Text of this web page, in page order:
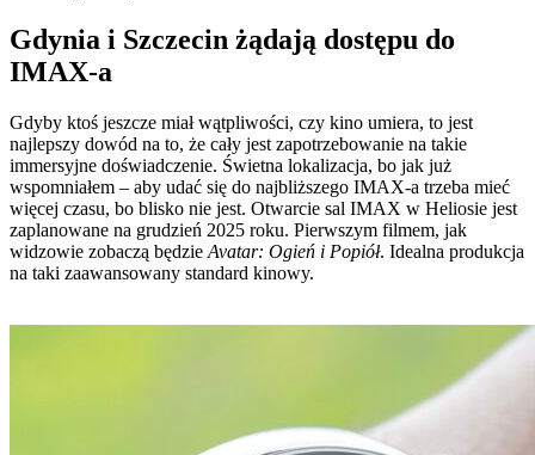
Gdynia i Szczecin żądają dostępu do
IMAX-a
Gdyby ktoś jeszcze miał wątpliwości, czy kino umiera, to jest
najlepszy dowód na to, że cały jest zapotrzebowanie na takie
immersyjne doświadczenie. Świetna lokalizacja, bo jak już
wspomniałem – aby udać się do najbliższego IMAX-a trzeba mieć
więcej czasu, bo blisko nie jest. Otwarcie sal IMAX w Heliosie jest
zaplanowane na grudzień 2025 roku. Pierwszym filmem, jak
widzowie zobaczą będzie Avatar: Ogień i Popiół. Idealna produkcja
na taki zaawansowany standard kinowy.